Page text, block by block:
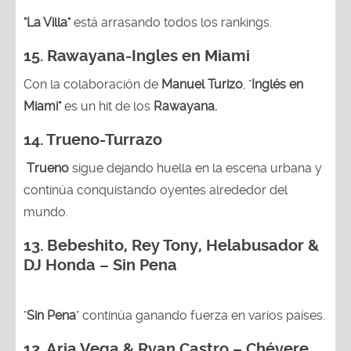
"La Villa"está arrasando todos los rankings.
15. Rawayana-Ingles en Miami
Con la colaboración de Manuel Turizo, " Inglés en
Miami"es un hit de los Rawayana.
14.Trueno-Turrazo
Trueno sigue dejando huella en la escena urbana y
continúa conquistando oyentes alrededor del
mundo.
13. Bebeshito, Rey Tony, Helabusador &
DJ Honda – Sin Pena
"Sin Pena" continúa ganando fuerza en varios países.